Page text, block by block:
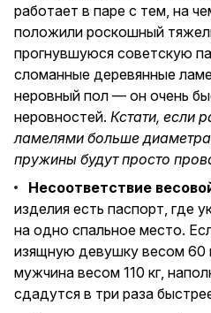
работает в паре с тем, на
положили роскошный
прогнувшуюся советскую
сломанные деревянные
неровный пол — он очень
неровностей. Кстати, если
ламелями больше
пружины будут просто
Несоответствие
изделия есть паспорт, где
на одно спальное место.
изящную девушку весом 60
мужчина весом 110 кг,
сдадутся в три раза